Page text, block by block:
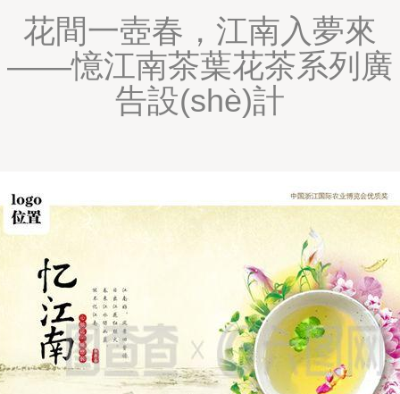
花間一壺春，江南入夢來
——憶江南茶葉花茶系列廣
告設(shè)計